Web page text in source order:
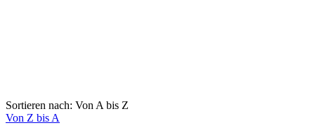
Sortieren nach: Von A bis Z
Von Z bis A